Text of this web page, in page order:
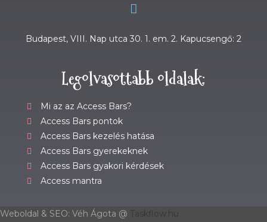
Budapest, VIII. Nap utca 30. 1. em. 2. Kapucsengő: 2
Legolvasottabb oldalak:
Mi az az Access Bars?
Access Bars pontok
Access Bars kezelés hatása
Access Bars gyerekeknek
Access Bars gyakori kérdések
Access mantra
Weboldal & SEO: Véh Ágota @ Taskflow.hu